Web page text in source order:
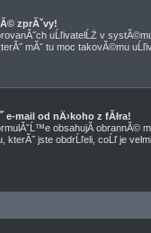
zprĂˇvy!
uĹľivatelĹŻ v
mĂˇ tu moc takovĂ©mu
e-mail od nÄ›koho z fĂłra!
obsahujĂ­ obrannĂ©
kterĂ˝ jste obdrĹľeli, coĹľ je